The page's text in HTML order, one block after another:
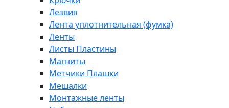
Лезвия
Лента уплотнительная (фумка)
Ленты
Листы Пластины
Магниты
Метчики Плашки
Мешалки
Монтажные ленты